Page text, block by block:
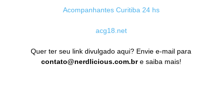
Acompanhantes Curitiba 24 hs
acg18.net
Quer ter seu link divulgado aqui? Envie e-mail para
contato@nerdlicious.com.bre saiba mais!